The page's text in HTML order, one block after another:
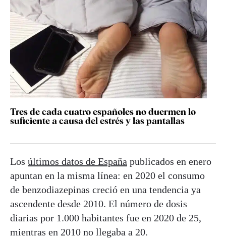
Tres de cada cuatro españoles no duermen lo
suficiente a causa del estrés y las pantallas
Los últimos datos de España publicados en enero
apuntan en la misma línea: en 2020 el consumo
de benzodiazepinas creció en una tendencia ya
ascendente desde 2010. El número de dosis
diarias por 1.000 habitantes fue en 2020 de 25,
mientras en 2010 no llegaba a 20.